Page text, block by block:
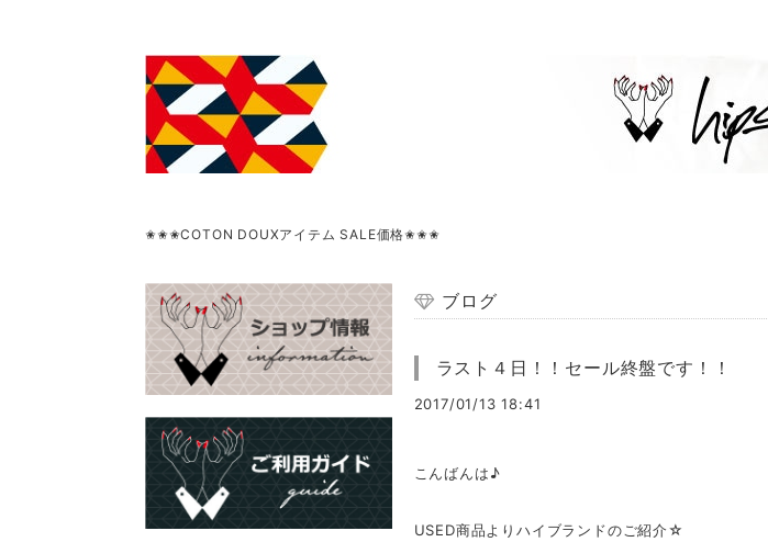
✬✬✬COTON DOUXアイテム SALE価格✬✬✬
ブログ
ラスト４日！！セール終盤です！！
2017/01/13 18:41
こんばんは♪
USED商品よりハイブランドのご紹介☆